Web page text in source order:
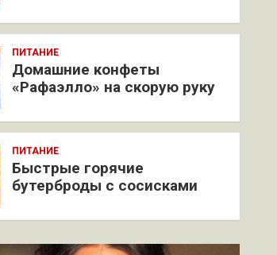
ПИТАНИЕ
Домашние конфеты
«Рафаэлло» на скорую руку
ПИТАНИЕ
Быстрые горячие
бутерброды с сосисками